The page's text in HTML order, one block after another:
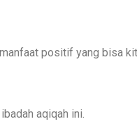
positif yang bisa
aqiqah ini.